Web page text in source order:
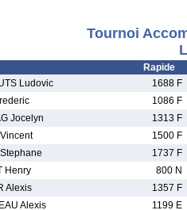
Tournoi
Rapide
Ludovic
1688 F
1086 F
Jocelyn
1313 F
1500 F
1737 F
Henry
800 N
Alexis
1357 F
Alexis
1199 E